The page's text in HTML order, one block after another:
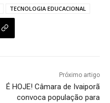
TECNOLOGIA EDUCACIONAL
Próximo artigo
É HOJE! Câmara de Ivaiporã
convoca população para